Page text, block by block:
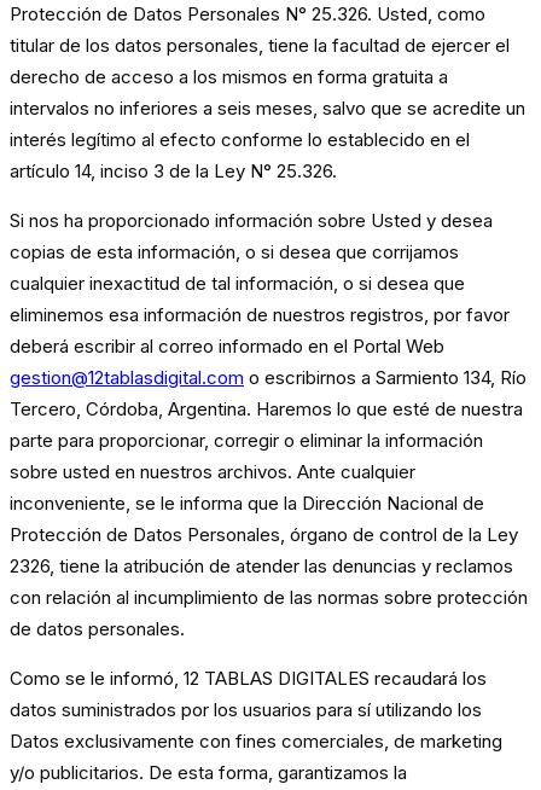
Protección de Datos Personales N° 25.326. Usted, como
titular de los datos personales, tiene la facultad de ejercer el
derecho de acceso a los mismos en forma gratuita a
intervalos no inferiores a seis meses, salvo que se acredite un
interés legítimo al efecto conforme lo establecido en el
artículo 14, inciso 3 de la Ley N° 25.326.
Si nos ha proporcionado información sobre Usted y desea
copias de esta información, o si desea que corrijamos
cualquier inexactitud de tal información, o si desea que
eliminemos esa información de nuestros registros, por favor
deberá escribir al correo informado en el Portal Web
gestion@12tablasdigital.com o escribirnos a Sarmiento 134, Río
Tercero, Córdoba, Argentina. Haremos lo que esté de nuestra
parte para proporcionar, corregir o eliminar la información
sobre usted en nuestros archivos. Ante cualquier
inconveniente, se le informa que la Dirección Nacional de
Protección de Datos Personales, órgano de control de la Ley
2326, tiene la atribución de atender las denuncias y reclamos
con relación al incumplimiento de las normas sobre protección
de datos personales.
Como se le informó, 12 TABLAS DIGITALES recaudará los
datos suministrados por los usuarios para sí utilizando los
Datos exclusivamente con fines comerciales, de marketing
y/o publicitarios. De esta forma, garantizamos la